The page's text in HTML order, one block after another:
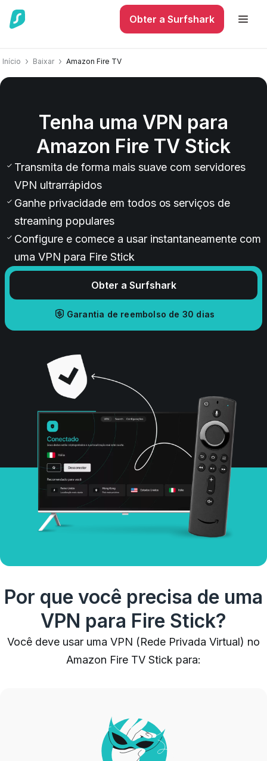
Obter a Surfshark
Início Baixar Amazon Fire TV
Tenha uma VPN para
Amazon Fire TV Stick
Transmita de forma mais suave com servidores
VPN ultrarrápidos
Ganhe privacidade em todos os serviços de
streaming populares
Configure e comece a usar instantaneamente com
uma VPN para Fire Stick
Obter a Surfshark
Garantia de reembolso de 30 dias
Por que você precisa de uma
VPN para Fire Stick?
Você deve usar uma VPN (Rede Privada Virtual) no
Amazon Fire TV Stick para: